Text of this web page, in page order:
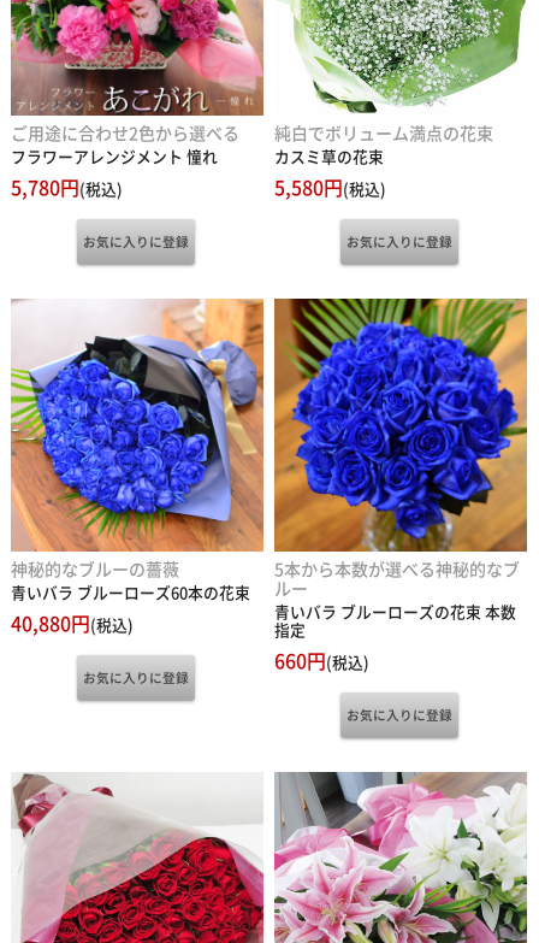
ご用途に合わせ2色から選べる
フラワーアレンジメント 憧れ
5,780円(税込)
純白でボリューム満点の花束
カスミ草の花束
5,580円(税込)
神秘的なブルーの薔薇
青いバラ ブルーローズ60本の花束
40,880円(税込)
5本から本数が選べる神秘的なブ
ルー
青いバラ ブルーローズの花束 本数
指定
660円(税込)